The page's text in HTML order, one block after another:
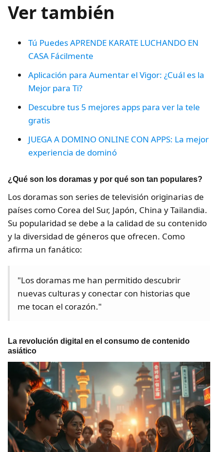
Ver también
Tú Puedes APRENDE KARATE LUCHANDO EN
CASA Fácilmente
Aplicación para Aumentar el Vigor: ¿Cuál es la
Mejor para Ti?
Descubre tus 5 mejores apps para ver la tele
gratis
JUEGA A DOMINO ONLINE CON APPS: La mejor
experiencia de dominó
¿Qué son los doramas y por qué son tan populares?
Los doramas son series de televisión originarias de
países como Corea del Sur, Japón, China y Tailandia.
Su popularidad se debe a la calidad de su contenido
y la diversidad de géneros que ofrecen. Como
afirma un fanático:
"Los doramas me han permitido descubrir
nuevas culturas y conectar con historias que
me tocan el corazón."
La revolución digital en el consumo de contenido
asiático